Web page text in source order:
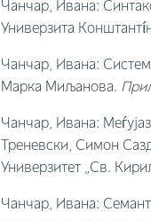
Чанчар, Ивана:
Универзита
Чанчар, Ивана:
Марка Миљанова.
Чанчар, Ивана:
Треневски, Симон
Универзитет „Св.
Чанчар, Ивана: